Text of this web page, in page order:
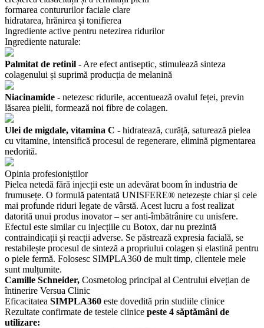
formarea contururilor faciale clare
hidratarea, hrănirea și tonifierea
Ingrediente active pentru netezirea ridurilor
Ingrediente naturale:
Palmitat de retinil - Are efect antiseptic, stimulează sinteza
colagenului și suprimă producția de melanină
Niacinamide - netezesc ridurile, accentuează ovalul feței, previn
lăsarea pielii, formează noi fibre de colagen.
Ulei de migdale, vitamina C - hidratează, curăță, saturează pielea
cu vitamine, intensifică procesul de regenerare, elimină pigmentarea
nedorită.
Opinia profesioniștilor
Pielea netedă fără injecții este un adevărat boom în industria de
frumusețe. O formulă patentată UNISFERE® netezește chiar și cele
mai profunde riduri legate de vârstă. Acest lucru a fost realizat
datorită unui produs inovator – ser anti-îmbătrânire cu unisfere.
Efectul este similar cu injecțiile cu Botox, dar nu prezintă
contraindicații și reacții adverse. Se păstrează expresia facială, se
restabilește procesul de sinteză a propriului colagen și elastină pentru
o piele fermă. Folosesc SIMPLA360 de mult timp, clientele mele
sunt mulțumite.
Camille Schneider, Cosmetolog principal al Centrului elvețian de
întinerire Versua Clinic
Eficacitatea SIMPLA360 este dovedită prin studiile clinice
Rezultate confirmate de testele clinice peste 4 săptămâni de
utilizare: